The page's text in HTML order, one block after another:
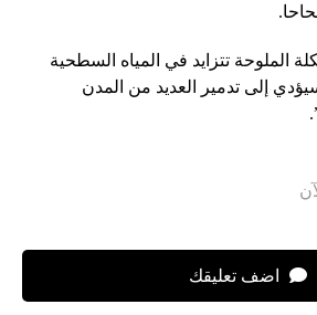
الملوحة تتزايد في المياه السطحية
إلى تدمير العديد من المدن
اضف تعليقك